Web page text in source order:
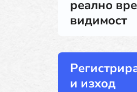
реално
видимост
и изход